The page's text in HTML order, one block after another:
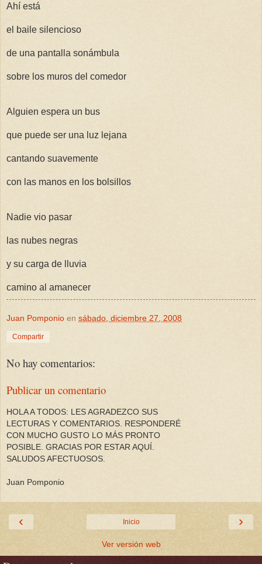
Ahí está
el baile silencioso
de una pantalla sonámbula
sobre los muros del comedor
Alguien espera un bus
que puede ser una luz lejana
cantando suavemente
con las manos en los bolsillos
Nadie vio pasar
las nubes negras
y su carga de lluvia
camino al amanecer
Juan Pomponio en sábado, diciembre 27, 2008
Compartir
No hay comentarios:
Publicar un comentario
HOLA A TODOS: LES AGRADEZCO SUS
LECTURAS Y COMENTARIOS. RESPONDERÉ
CON MUCHO GUSTO LO MÁS PRONTO
POSIBLE. GRACIAS POR ESTAR AQUÍ.
SALUDOS AFECTUOSOS.
Juan Pomponio
‹ ›
Inicio
Ver versión web